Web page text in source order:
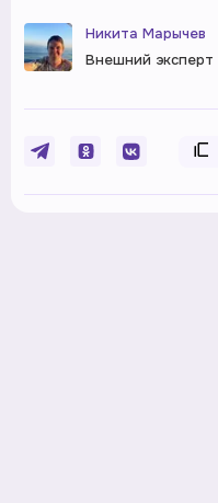
Никита Марычев
Внешний эксперт